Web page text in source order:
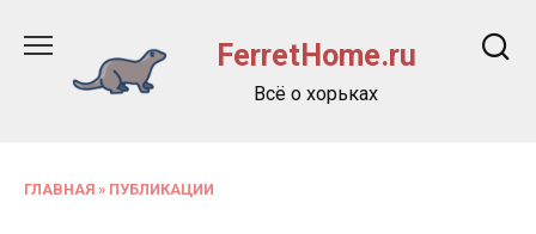
содержанию
FerretHome.ru
Всё о хорьках
ГЛАВНАЯ » ПУБЛИКАЦИИ